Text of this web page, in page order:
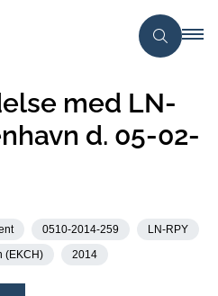
med LN-
d. 05-02-
0510-2014-259
LN-RPY
(EKCH) 2014